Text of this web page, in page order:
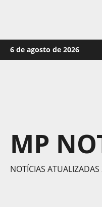
Skip
to
6 de agosto de 2026
MP
NOTÍCIAS